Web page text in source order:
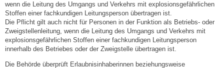
wenn die Leitung des Umgangs und Verkehrs mit explosionsgefährlichen
Stoffen einer fachkundigen Leitungsperson übertragen ist.
Die Pflicht gilt auch nicht für Personen in der Funktion als Betriebs- oder
Zweigstellenleitung, wenn die Leitung des Umgangs und Verkehrs mit
explosionsgefährlichen Stoffen einer fachkundigen Leitungsperson
innerhalb des Betriebes oder der Zweigstelle übertragen ist.
Die Behörde überprüft Erlaubnisinhaberinnen beziehungsweise